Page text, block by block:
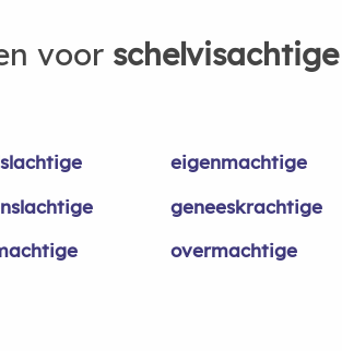
voor schelvisachtige
eigenmachtige
geneeskrachtige
overmachtige